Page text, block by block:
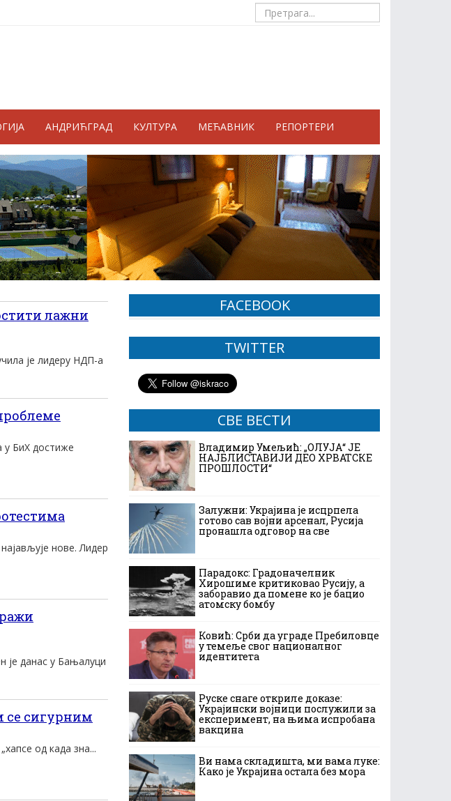
АНДРИЋГРАД КУЛТУРА МЕЋАВНИК РЕПОРТЕРИ
лажни
је лидеру НДП-а
у БиХ достиже
нове. Лидер
је данас у Бањалуци
се сигурним
од када зна...
FACEBOOK
TWITTER
СВЕ ВЕСТИ
Владимир Умељић: „ОЛУЈА“ ЈЕ
НАЈБЛИСТАВИЈИ ДЕО ХРВАТСКЕ
ПРОШЛОСТИ“
Залужни: Украјина је исцрпела
готово сав војни арсенал, Русија
пронашла одговор на све
Парадокс: Градоначелник
Хирошиме критиковао Русију, а
заборавио да помене ко је бацио
атомску бомбу
Ковић: Срби да уграде Пребиловце
у темеље свог националног
идентитета
Руске снаге откриле доказе:
Украјински војници послужили за
експеримент, на њима испробана
вакцина
Ви нама складишта, ми вама луке:
Како је Украјина остала без мора